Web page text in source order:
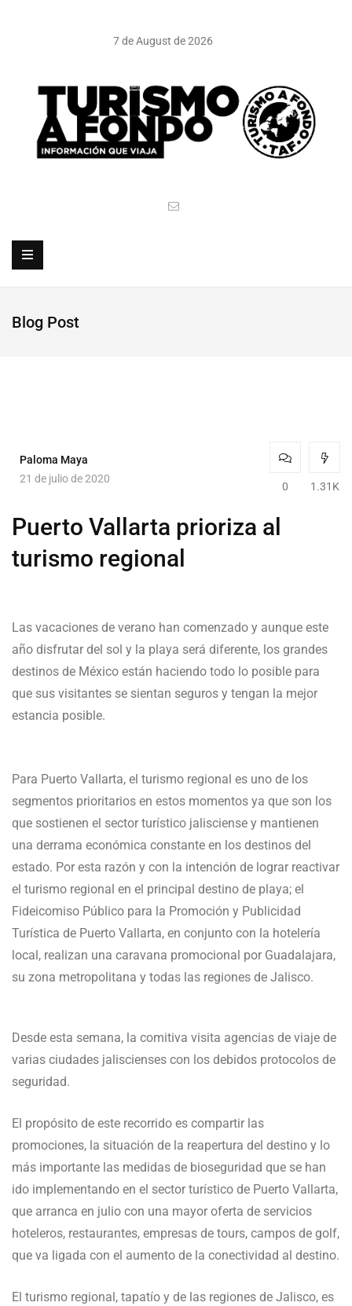
7 de August de 2026
Blog Post
Paloma Maya
21 de julio de 2020
0 1.31K
Puerto Vallarta prioriza al
turismo regional
Las vacaciones de verano han comenzado y aunque este
año disfrutar del sol y la playa será diferente, los grandes
destinos de México están haciendo todo lo posible para
que sus visitantes se sientan seguros y tengan la mejor
estancia posible.
Para Puerto Vallarta, el turismo regional es uno de los
segmentos prioritarios en estos momentos ya que son los
que sostienen el sector turístico jalisciense y mantienen
una derrama económica constante en los destinos del
estado. Por esta razón y con la intención de lograr reactivar
el turismo regional en el principal destino de playa; el
Fideicomiso Público para la Promoción y Publicidad
Turística de Puerto Vallarta, en conjunto con la hotelería
local, realizan una caravana promocional por Guadalajara,
su zona metropolitana y todas las regiones de Jalisco.
Desde esta semana, la comitiva visita agencias de viaje de
varias ciudades jaliscienses con los debidos protocolos de
seguridad.
El propósito de este recorrido es compartir las
promociones, la situación de la reapertura del destino y lo
más importante las medidas de bioseguridad que se han
ido implementando en el sector turístico de Puerto Vallarta,
que arranca en julio con una mayor oferta de servicios
hoteleros, restaurantes, empresas de tours, campos de golf,
que va ligada con el aumento de la conectividad al destino.
El turismo regional, tapatío y de las regiones de Jalisco, es